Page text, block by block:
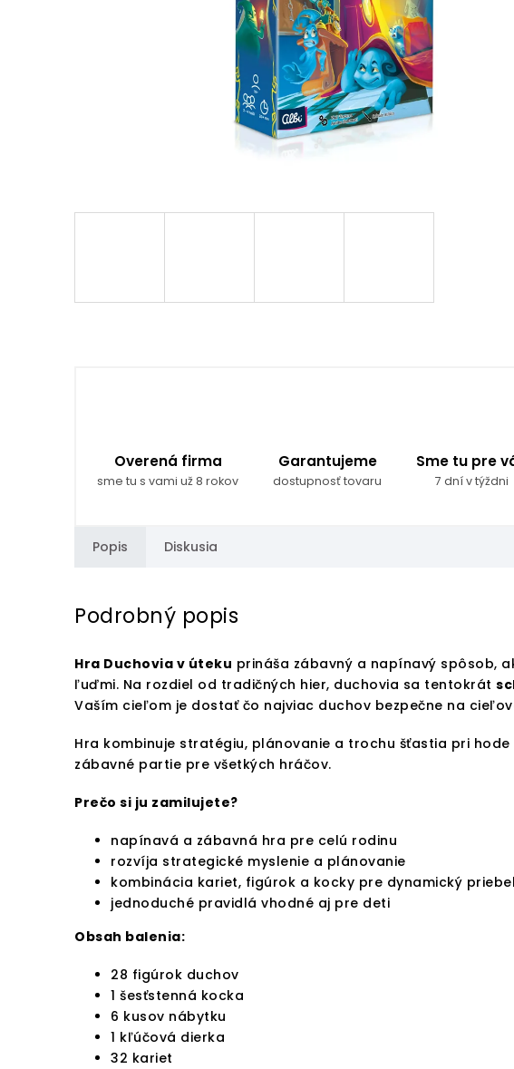
Overená firma
sme tu s vami už 8 rokov
Garantujeme
dostupnosť tovaru
Sme tu pre
7 dní v týždni
Popis Diskusia
Podrobný popis
Hra Duchovia v úteku prináša zábavný a napínavý spôsob,
ľuďmi. Na rozdiel od tradičných hier, duchovia sa tentokrát
Vaším cieľom je dostať čo najviac duchov bezpečne na
Hra kombinuje stratégiu, plánovanie a trochu šťastia pri
zábavné partie pre všetkých hráčov.
Prečo si ju zamilujete?
napínavá a zábavná hra pre celú rodinu
rozvíja strategické myslenie a plánovanie
kombinácia kariet, figúrok a kocky pre dynamický
jednoduché pravidlá vhodné aj pre deti
Obsah balenia:
28 figúrok duchov
1 šesťstenná kocka
6 kusov nábytku
1 kľúčová dierka
32 kariet